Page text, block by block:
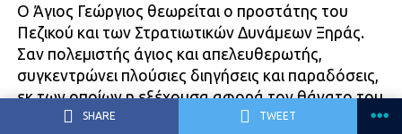
SHARE TWEET
Ο Άγιος Γεώργιος θεωρείται ο προστάτης του
Πεζικού και των Στρατιωτικών Δυνάμεων Ξηράς.
Σαν πολεμιστής άγιος και απελευθερωτής,
συγκεντρώνει πλούσιες διηγήσεις και παραδόσεις,
εκ των οποίων η εξέχουσα αφορά τον θάνατο του
δράκοντα και την σωτηρία της βασιλοπούλας. Το